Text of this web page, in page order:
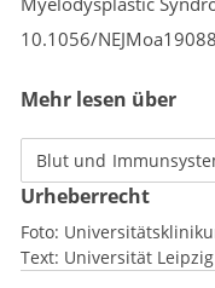
10.1056/
Mehr lesen über
Blut und
Urheberrecht
Foto:
Text: Universität